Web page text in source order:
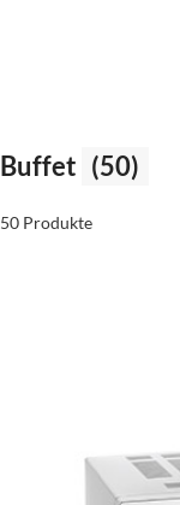
Buffet (50)
50 Produkte